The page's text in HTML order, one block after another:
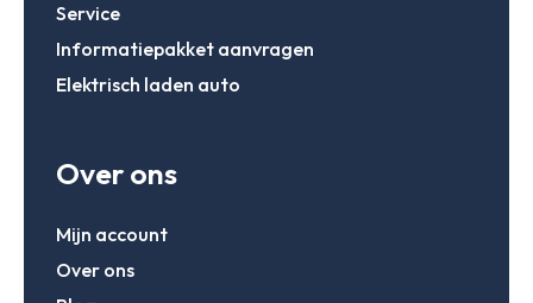
Service
Informatiepakket aanvragen
Elektrisch laden auto
Over ons
Mijn account
Over ons